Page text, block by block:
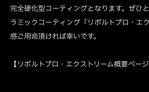
完全硬化型コーティングとなります。ぜひ
ラミックコーティング「リボルトプロ・エ
感ご用命頂ければ幸いです。
【リボルトプロ・エクストリーム概要ページ